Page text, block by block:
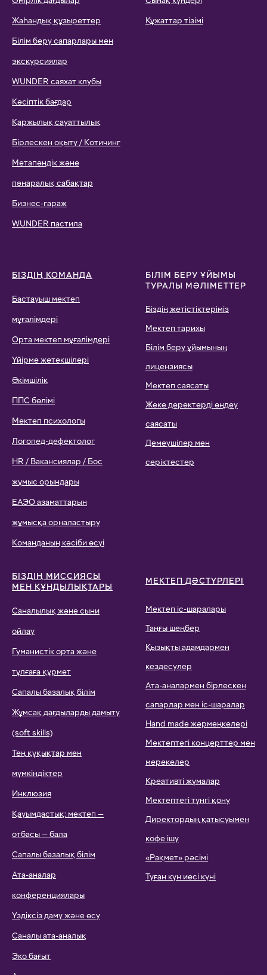
Жаһандық құзыреттер
Білім беру сапарлары мен
экскурсиялар
WUNDER саяхат клубы
Кәсіптік бағдар
Қаржылық сауаттылық
Бірлескен оқыту / Котичинг
Метапәндік және
пәнаралық сабақтар
Бизнес-гараж
WUNDER пастила
Құжаттар тізімі
БІЗДІҢ КОМАНДА
Бастауыш мектеп
мұғалімдері
Орта мектеп мұғалімдері
Үйірме жетекшілері
Әкімшілік
ППС бөлімі
Мектеп психологы
Логопед-дефектолог
HR / Вакансиялар / Бос
жұмыс орындары
ЕАЭО азаматтарын
жұмысқа орналастыру
Команданың кәсіби өсуі
БІЛІМ БЕРУ ҰЙЫМЫ
ТУРАЛЫ МӘЛІМЕТТЕР
Біздің жетістіктеріміз
Мектеп тарихы
Білім беру ұйымының
лицензиясы
Мектеп саясаты
Жеке деректерді өңдеу
саясаты
Демеушілер мен
серіктестер
БІЗДІҢ МИССИЯСЫ
МЕН ҚҰНДЫЛЫҚТАРЫ
Саналылық және сыни
ойлау
Гуманистік орта және
тұлғаға құрмет
Сапалы базалық білім
Жұмсақ дағдыларды дамыту
(soft skills)
Тең құқықтар мен
мүмкіндіктер
Инклюзия
Қауымдастық: мектеп —
отбасы — бала
Сапалы базалық білім
Ата-аналар
конференциялары
Үздіксіз даму және өсу
Саналы ата-аналық
Эко бағыт
МЕКТЕП ДӘСТҮРЛЕРІ
Мектеп іс-шаралары
Таңғы шеңбер
Қызықты адамдармен
кездесулер
Ата-аналармен бірлескен
сапарлар мен іс-шаралар
Hand made жәрмеңкелері
Мектептегі концерттер мен
мерекелер
Креативті жұмалар
Мектептегі түнгі қону
Директордың қатысуымен
кофе ішу
«Рақмет» рәсімі
Туған күн иесі күні